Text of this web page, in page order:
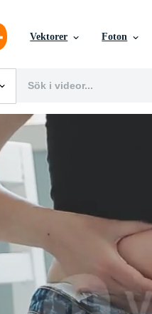
Vektorer Foton